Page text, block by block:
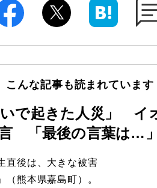
こんな記事も読まれています
いで起きた人災」 イ
「最後の言葉は…」
直後は、大きな被害
（熊本県嘉島町）。